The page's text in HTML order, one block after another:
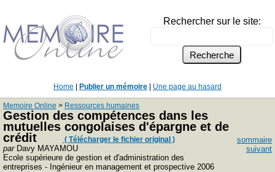
Rechercher sur le site:
Home Publier un mémoire Une page au hasard
Memoire Online > Ressources humaines
Gestion des compétences dans les
mutuelles congolaises d'épargne et de
crédit
( Télécharger le fichier original )
parDavy MAYAMOU
Ecole supérieure de gestion et d'administration des
entreprises - Ingénieur en management et prospective 2006
sommaire
suivant